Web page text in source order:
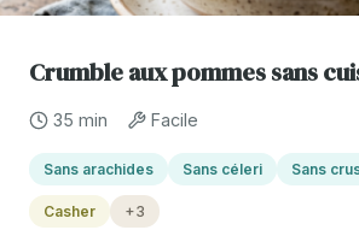
Crumble aux pommes sans
35 min Facile
Sans arachides Sans céleri Sans
Casher +3